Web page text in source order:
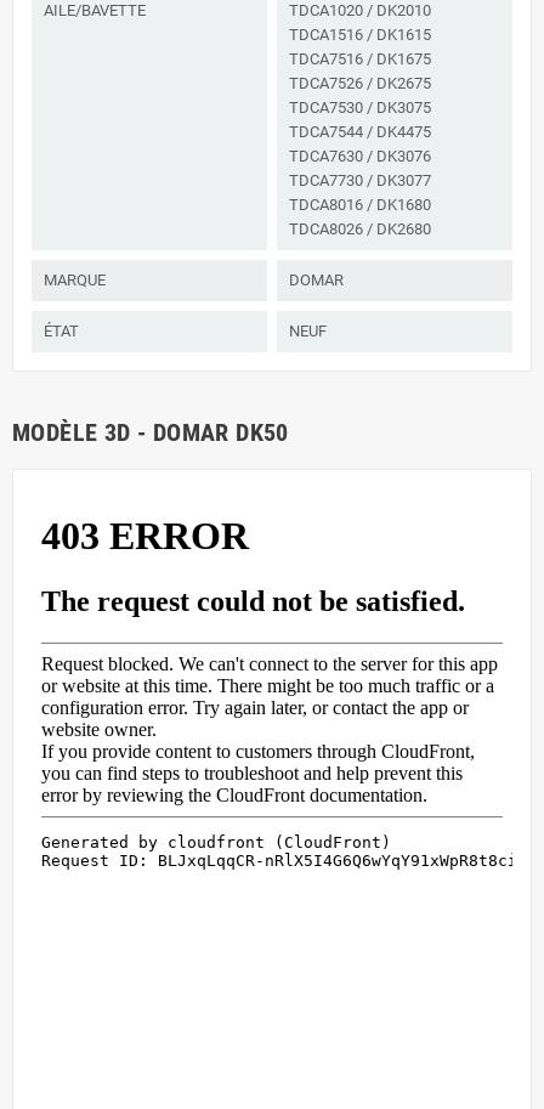
AILE/BAVETTE
TDCA1020 / DK2010
TDCA1516 / DK1615
TDCA7516 / DK1675
TDCA7526 / DK2675
TDCA7530 / DK3075
TDCA7544 / DK4475
TDCA7630 / DK3076
TDCA7730 / DK3077
TDCA8016 / DK1680
TDCA8026 / DK2680
MARQUE DOMAR
ÉTAT NEUF
MODÈLE 3D - DOMAR DK50